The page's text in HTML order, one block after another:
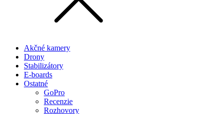
Akčné kamery
Drony
Stabilizátory
E-boards
Ostatné
GoPro
Recenzie
Rozhovory